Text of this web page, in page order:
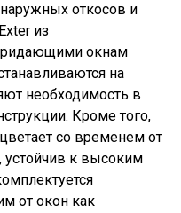
откосов и
из
окнам
на
необходимость в
Кроме того,
со временем от
устойчив к высоким
от окон как